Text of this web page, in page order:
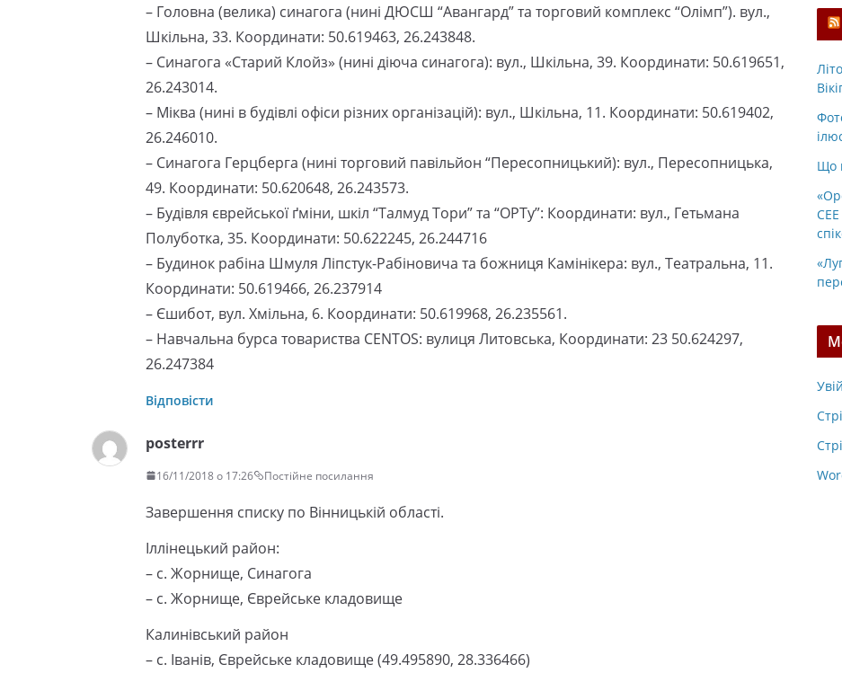
– Головна (велика) синагога (нині ДЮСШ “Авангард” та торговий комплекс “Олімп”). вул.,
Шкільна, 33. Координати: 50.619463, 26.243848.
– Синагога «Старий Клойз» (нині діюча синагога): вул., Шкільна, 39. Координати: 50.619651,
26.243014.
– Міква (нині в будівлі офіси різних організацій): вул., Шкільна, 11. Координати: 50.619402,
26.246010.
– Синагога Герцберга (нині торговий павільйон “Пересопницький): вул., Пересопницька,
49. Координати: 50.620648, 26.243573.
– Будівля єврейської ґміни, шкіл “Талмуд Тори” та “ОРТу”: Координати: вул., Гетьмана
Полуботка, 35. Координати: 50.622245, 26.244716
– Будинок рабіна Шмуля Ліпстук-Рабіновича та божниця Камінікера: вул., Театральна, 11.
Координати: 50.619466, 26.237914
– Єшибот, вул. Хмільна, 6. Координати: 50.619968, 26.235561.
– Навчальна бурса товариства CENTOS: вулиця Литовська, Координати: 23 50.624297,
26.247384
Відповісти
posterrr
16/11/2018 о 17:26 Постійне посилання
Завершення списку по Вінницькій області.
Іллінецький район:
– с. Жорнище, Синагога
– с. Жорнище, Єврейське кладовище
Калинівський район
– с. Іванів, Єврейське кладовище (49.495890, 28.336466)
Що